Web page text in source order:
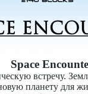
Space
встречу.
планету для